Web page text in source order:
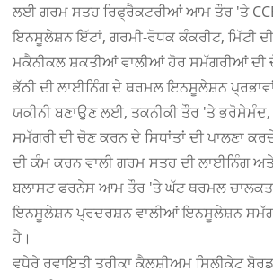
ਲਈ ਗਰਮ ਸਤਹ ਰਿਫ੍ਰੈਕਟਰੀਆਂ ਆਮ ਤੌਰ 'ਤੇ
ਇਨਸੂਲੇਸ਼ਨ ਇੱਟਾਂ, ਗਰਮੀ-ਰੋਧਕ ਕੰਕਰੀਟ, ਮਿੱਟੀ
ਮਕੈਨੀਕਲ ਸ਼ਕਤੀਆਂ ਵਾਲੀਆਂ ਹੋਰ ਸਮੱਗਰੀਆਂ ਦੀ
ਭੱਠੀ ਦੀ ਲਾਈਨਿੰਗ ਦੇ ਥਰਮਲ ਇਨਸੂਲੇਸ਼ਨ
ਯਕੀਨੀ ਬਣਾਉਣ ਲਈ, ਤਕਨੀਕੀ ਤੌਰ 'ਤੇ
ਸਮੱਗਰੀ ਦੀ ਚੋਣ ਕਰਨ ਦੇ ਸਿਧਾਂਤਾਂ ਦੀ ਪਾਲਣਾ
ਦੀ ਕੰਮ ਕਰਨ ਵਾਲੀ ਗਰਮ ਸਤਹ ਦੀ ਲਾਈਨਿੰਗ
ਬਲਾਸਟ ਫਰਨੇਸ ਆਮ ਤੌਰ 'ਤੇ ਘੱਟ ਥਰਮਲ
ਇਨਸੂਲੇਸ਼ਨ ਪ੍ਰਦਰਸ਼ਨ ਵਾਲੀਆਂ ਇਨਸੂਲੇਸ਼ਨ
ਹੈ।
ਵਧੇਰੇ ਰਵਾਇਤੀ ਤਰੀਕਾ ਕੈਲਸ਼ੀਅਮ ਸਿਲੀਕੇਟ